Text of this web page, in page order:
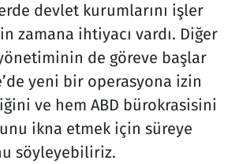
devlet kurumlarını işler
zamana ihtiyacı vardı. Diğer
de göreve başlar
yeni bir operasyona izin
ve hem ABD bürokrasisini
ikna etmek için süreye
söyleyebiliriz.